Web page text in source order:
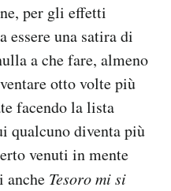
per gli effetti
essere una satira di
a che fare, almeno
otto volte più
facendo la lista
qualcuno diventa più
venuti in mente
Tesoro mi si